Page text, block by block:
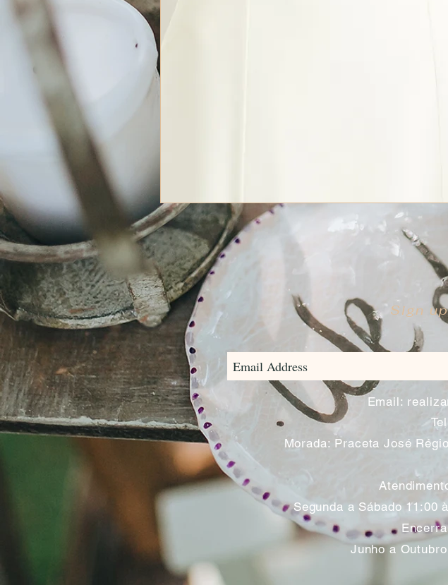
Sign
Email:
Morada: Praceta José
Segunda a Sábado 11:00
Junho a